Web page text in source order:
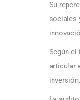
Su
sociales
Según el
articular